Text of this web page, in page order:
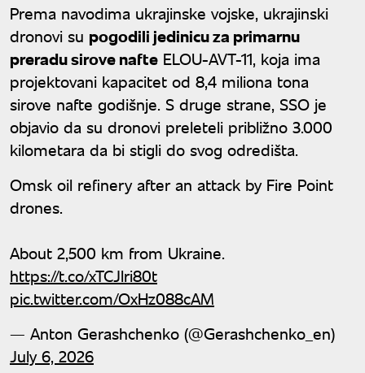
Prema navodima ukrajinske vojske, ukrajinski
dronovi su pogodili jedinicu za primarnu
preradu sirove nafte ELOU-AVT-11, koja ima
projektovani kapacitet od 8,4 miliona tona
sirove nafte godišnje. S druge strane, SSO je
objavio da su dronovi preleteli približno 3.000
kilometara da bi stigli do svog odredišta.
Omsk oil refinery after an attack by Fire Point
drones.
About 2,500 km from Ukraine.
https://t.co/xTCJlri80t
pic.twitter.com/OxHz088cAM
— Anton Gerashchenko (@Gerashchenko_en)
July 6, 2026